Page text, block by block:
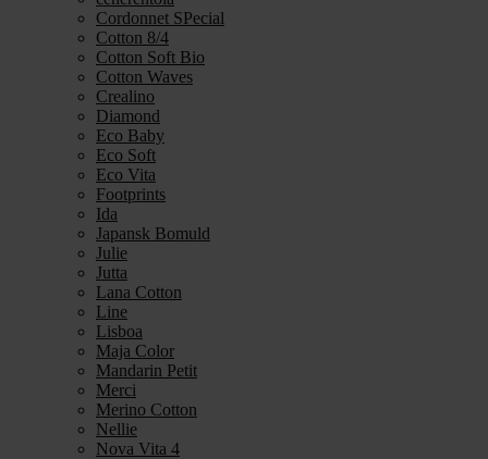
Cordonnet SPecial
Cotton 8/4
Cotton Soft Bio
Cotton Waves
Crealino
Diamond
Eco Baby
Eco Soft
Eco Vita
Footprints
Ida
Japansk Bomuld
Julie
Jutta
Lana Cotton
Line
Lisboa
Maja Color
Mandarin Petit
Merci
Merino Cotton
Nellie
Nova Vita 4